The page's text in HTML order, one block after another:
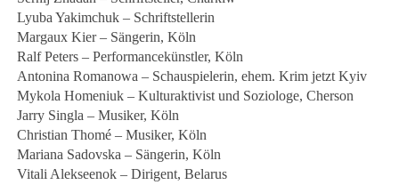
Lyuba Yakimchuk – Schriftstellerin
Margaux Kier – Sängerin, Köln
Ralf Peters – Performancekünstler, Köln
Antonina Romanowa – Schauspielerin, ehem. Krim jetzt Kyiv
Mykola Homeniuk – Kulturaktivist und Soziologe, Cherson
Jarry Singla – Musiker, Köln
Christian Thomé – Musiker, Köln
Mariana Sadovska – Sängerin, Köln
Vitali Alekseenok – Dirigent, Belarus